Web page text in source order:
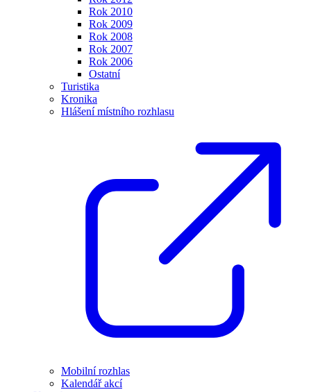
Rok 2010
Rok 2009
Rok 2008
Rok 2007
Rok 2006
Ostatní
Turistika
Kronika
Hlášení místního rozhlasu
Mobilní rozhlas
Kalendář akcí